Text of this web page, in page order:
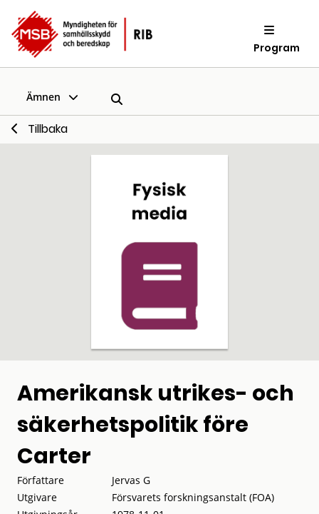
Program
Ämnen
Tillbaka
Amerikansk utrikes- och
säkerhetspolitik före
Carter
Författare
Jervas G
Utgivare
Försvarets forskningsanstalt (FOA)